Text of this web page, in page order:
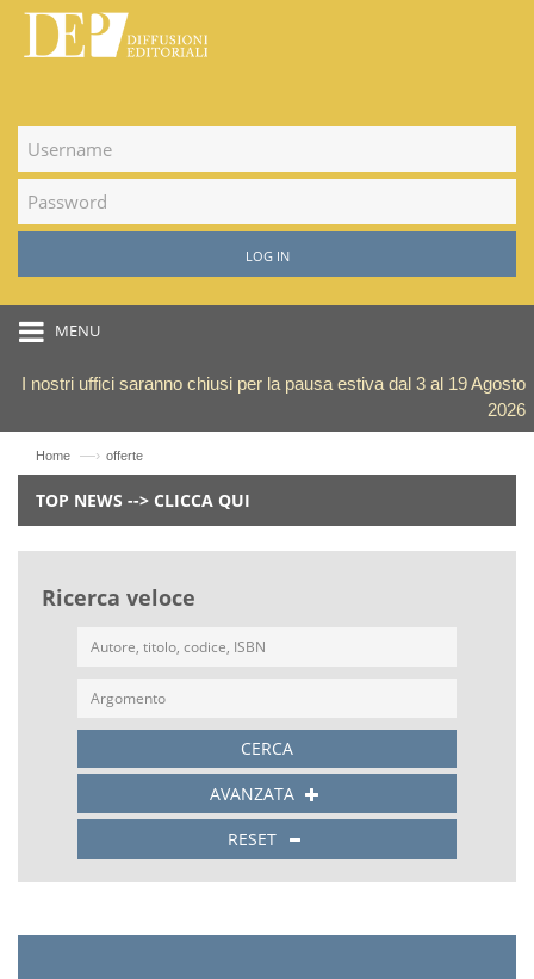
LOG IN
MENU
I nostri uffici saranno chiusi per la pausa estiva dal 3 al 19 Agosto
2026
Home —› offerte
TOP NEWS --> CLICCA QUI
Ricerca veloce
CERCA
AVANZATA
RESET